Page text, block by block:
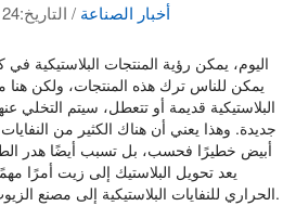
أخبار الصناعة /
اليوم، يمكن رؤية المنتجات البلاستيكية في
يمكن للناس ترك هذه المنتجات، ولكن هنا
البلاستيكية قديمة أو تتعطل، سيتم التخلي
جديدة. وهذا يعني أن هناك الكثير من النفايات
أبيض خطيرًا فحسب، بل تسبب أيضًا هدر
يعد تحويل البلاستيك إلى زيت أمرًا مهمًا
الحراري للنفايات البلاستيكية إلى مصنع الزيوت فرصة لحل هذه المشكلات.